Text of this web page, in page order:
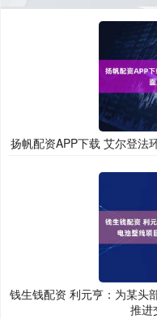
扬帆配资APP下载 艾尔登法
钱生钱配资 利元亨：为某头
推进